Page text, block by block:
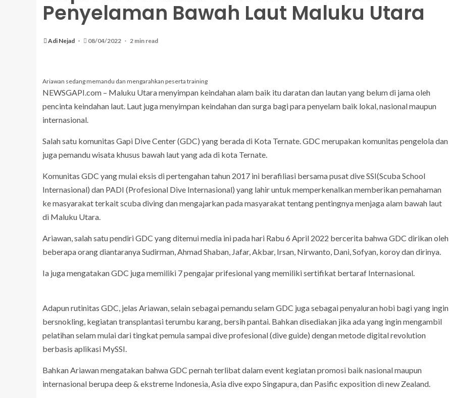
Penyelaman Bawah Laut Maluku Utara
Adi Nejad 08/04/2022 2 min read
Ariawan sedang memandu dan mengarahkan peserta training
NEWSGAPI.com – Maluku Utara menyimpan keindahan alam baik itu daratan dan lautan yang belum di jama oleh
pencinta keindahan laut. Laut juga menyimpan keindahan dan surga bagi para penyelam baik lokal, nasional maupun
internasional.
Salah satu komunitas Gapi Dive Center (GDC) yang berada di Kota Ternate. GDC merupakan komunitas pengelola dan
juga pemandu wisata khusus bawah laut yang ada di kota Ternate.
Komunitas GDC yang mulai eksis di pertengahan tahun 2017 ini berafiliasi bersama pusat dive SSI(Scuba School
Internasional) dan PADI (Profesional Dive Internasional) yang lahir untuk memperkenalkan memberikan pemahaman
ke masyarakat terkait scuba diving dan mengajarkan pada masyarakat tentang pentingnya menjaga alam bawah laut
di Maluku Utara.
Ariawan, salah satu pendiri GDC yang ditemui media ini pada hari Rabu 6 April 2022 bercerita bahwa GDC dirikan oleh
beberapa orang diantaranya Sudirman, Ahmad Shaban, Jafar, Akbar, Irsan, Nirwanto, Dani, Sofyan, koroy dan dirinya.
Ia juga mengatakan GDC juga memiliki 7 pengajar prifesional yang memiliki sertifikat bertaraf Internasional.
Adapun rutinitas GDC, jelas Ariawan, selain sebagai pemandu selam GDC juga sebagai penyaluran hobi bagi yang ingin
bersnokling, kegiatan transplantasi terumbu karang, bersih pantai. Bahkan disediakan jika ada yang ingin mengambil
pelatihan selam mulai dari tingkat pemula sampai dive profesional (dive guide) dengan metode digital revolution
berbasis aplikasi MySSI.
Bahkan Ariawan mengatakan bahwa GDC pernah terlibat dalam event kegiatan promosi baik nasional maupun
internasional berupa deep & ekstreme Indonesia, Asia dive expo Singapura, dan Pasific exposition di new Zealand.